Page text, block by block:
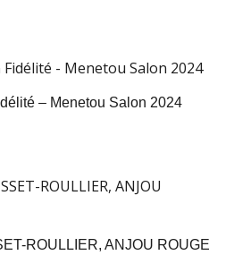
– Menetou Salon 2024
ROULLIER, ANJOU ROUGE